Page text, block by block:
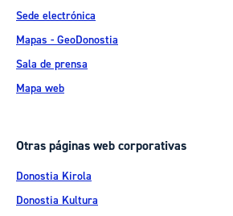
Sede electrónica
Mapas - GeoDonostia
Sala de prensa
Mapa web
Otras páginas web corporativas
Donostia Kirola
Donostia Kultura